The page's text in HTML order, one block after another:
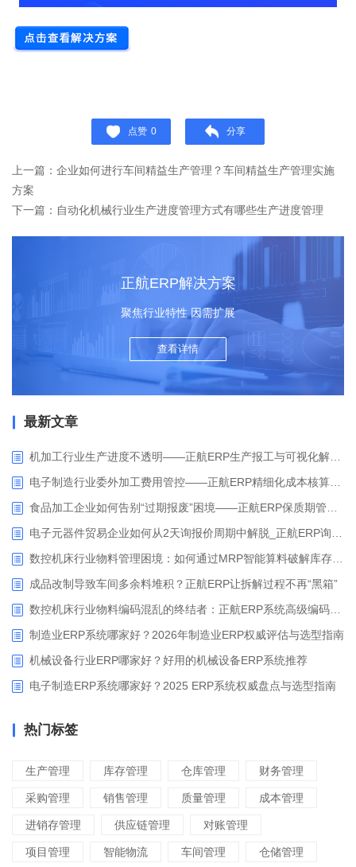
点赞 0 分享
上一篇：企业如何进行车间精益生产管理？车间精益生产管理实施
方案
下一篇：自动化机械行业生产进度管理方式有哪些生产进度管理
正航ERP解决方案
聚焦行业特性 因需扩展
查看详情
最新文章
成品改制导致车间多余料堆积？正航ERP让拆解过程不再“黑箱”
制造业ERP系统哪家好？2026年制造业ERP权威评估与选型指南
机械设备行业ERP哪家好？好用的机械设备ERP系统推荐
电子制造ERP系统哪家好？2025 ERP系统权威盘点与选型指南
热门标签
生产管理 库存管理 仓库管理 财务管理
采购管理 销售管理 质量管理 成本管理
进销存管理 供应链管理 对账管理
项目管理 智能物流 车间管理 仓储管理